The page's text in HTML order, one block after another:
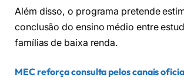
Além disso, o programa pretende
conclusão do ensino médio entre
famílias de baixa renda.
MEC reforça consulta pelos canais